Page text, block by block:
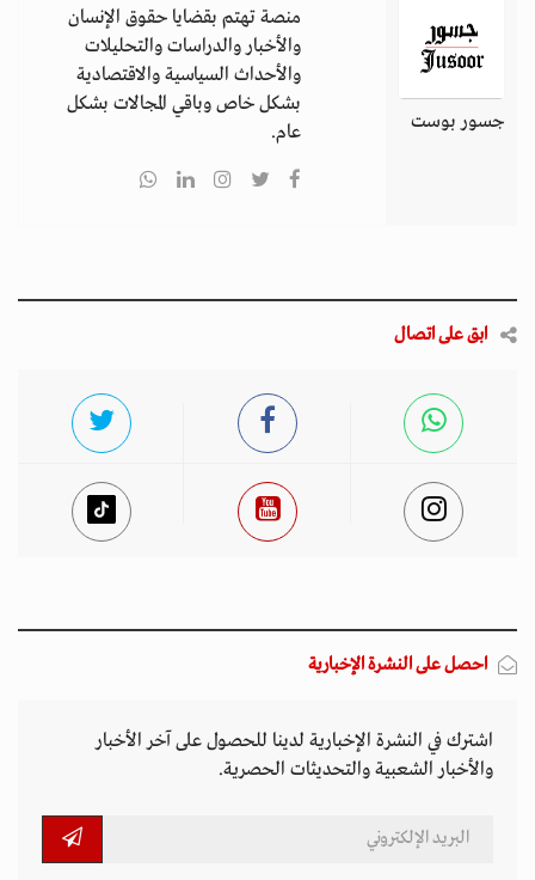
جسور بوست
منصة تهتم بقضايا حقوق الإنسان
والأخبار والدراسات والتحليلات
والأحداث السياسية والاقتصادية
بشكل خاص وباقي المجالات بشكل
عام.
ابق على اتصال
احصل على النشرة الإخبارية
اشترك في النشرة الإخبارية لدينا للحصول على آخر الأخبار
والأخبار الشعبية والتحديثات الحصرية.